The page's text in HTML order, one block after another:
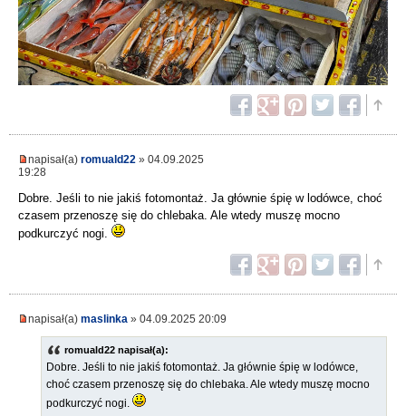
napisał(a) romuald22 » 04.09.2025
19:28
Dobre. Jeśli to nie jakiś fotomontaż. Ja głównie śpię w lodówce, choć
czasem przenoszę się do chlebaka. Ale wtedy muszę mocno
podkurczyć nogi.
napisał(a) maslinka » 04.09.2025 20:09
romuald22 napisał(a):
Dobre. Jeśli to nie jakiś fotomontaż. Ja głównie śpię w lodówce,
choć czasem przenoszę się do chlebaka. Ale wtedy muszę mocno
podkurczyć nogi.